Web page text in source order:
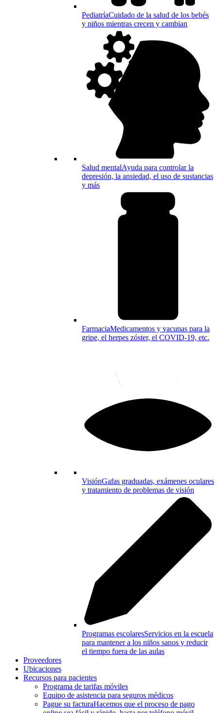
PediatríaCuidado de la salud de los bebés
y niños mientras crecen y cambian
Salud mentalAyuda para controlar la
depresión, la ansiedad, el uso de sustancias
y más
FarmaciaMedicamentos y vacunas para la
gripe, el herpes zóster, el COVID-19, etc.
VisiónGafas graduadas, exámenes oculares
y tratamiento de problemas de visión
Programas escolaresServicios en la escuela
para mantener a los niños sanos y reducir
el tiempo fuera de las aulas
Proveedores
Ubicaciones
Recursos para pacientes
Programa de tarifas móviles
Equipo de asistencia para seguros médicos
Pague su facturaHacemos que el proceso de pago